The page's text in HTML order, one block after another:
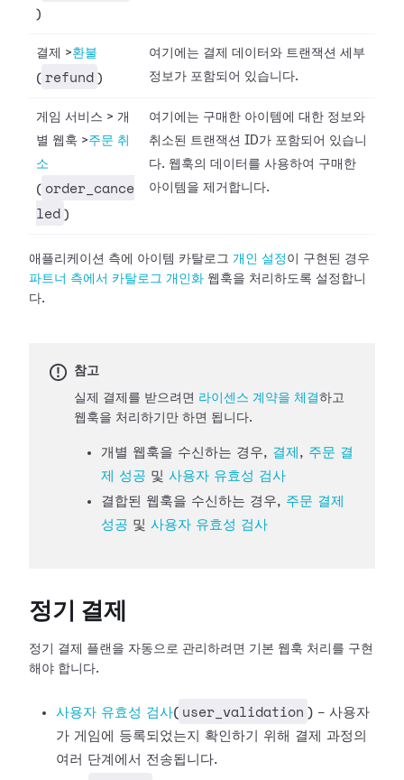
)
결제 >환불
( refund )
여기에는 결제 데이터와 트랜잭션 세부
정보가 포함되어 있습니다.
게임 서비스 > 개
별 웹훅 >주문 취
소
( order_cance
led )
여기에는 구매한 아이템에 대한 정보와
취소된 트랜잭션 ID가 포함되어 있습니
다. 웹훅의 데이터를 사용하여 구매한
아이템을 제거합니다.
애플리케이션 측에 아이템 카탈로그 개인 설정 이 구현된 경우
파트너 측에서 카탈로그 개인화 웹훅을 처리하도록 설정합니
다.
참고
실제 결제를 받으려면 라이센스 계약을 체결하고
웹훅을 처리하기만 하면 됩니다.
개별 웹훅을 수신하는 경우, 결제 , 주문 결
제 성공 및 사용자 유효성 검사
결합된 웹훅을 수신하는 경우, 주문 결제
성공 및 사용자 유효성 검사
정기 결제
정기 결제 플랜을 자동으로 관리하려면 기본 웹훅 처리를 구현
해야 합니다.
사용자 유효성 검사( user_validation ) - 사용자
가 게임에 등록되었는지 확인하기 위해 결제 과정의
여러 단계에서 전송됩니다.